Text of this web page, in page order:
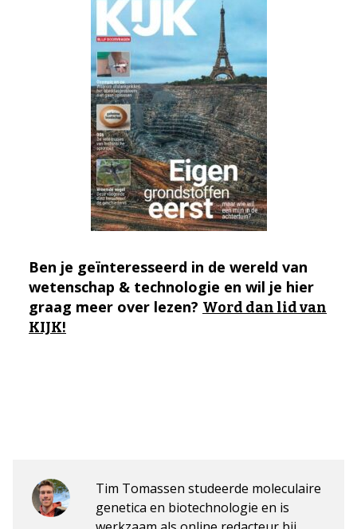
Ben je geïnteresseerd in de wereld van
wetenschap & technologie en wil je hier
graag meer over lezen? Word dan lid van
KIJK!
Tim Tomassen studeerde moleculaire
genetica en biotechnologie en is